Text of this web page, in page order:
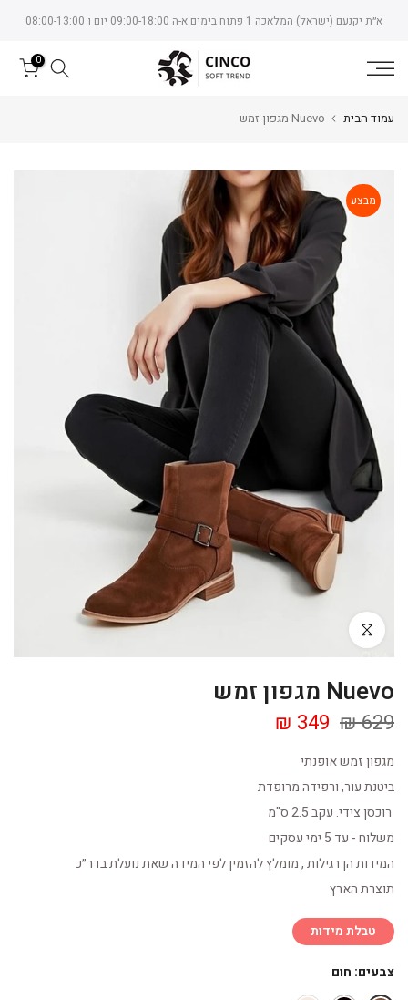
Skip
content
א״ת יקנעם (ישראל) המלאכה 1 פתוח בימים א-ה 09:00-18:00 יום ו 08:00-13:00
0
עמוד הבית Nuevo מגפון זמש
מבצע
Click to enlarge
Nuevo מגפון זמש
629 ₪
349 ₪
מגפון זמש אופנתי
ביטנת עור, ורפידה מרופדת
רוכסן צידי. עקב 2.5 ס"מ
משלוח - עד 5 ימי עסקים
המידות הן רגילות , מומלץ להזמין לפי המידה שאת נועלת בדר״כ
תוצרת הארץ
טבלת מידות
צבעים: חום